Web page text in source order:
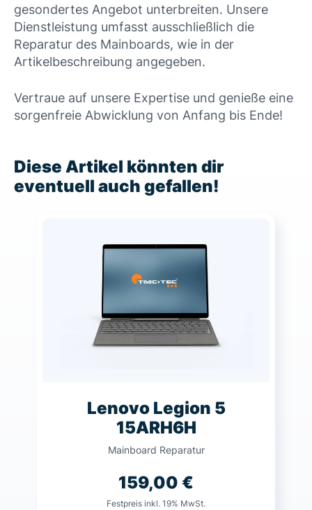
gesondertes Angebot unterbreiten. Unsere
Dienstleistung umfasst ausschließlich die
Reparatur des Mainboards, wie in der
Artikelbeschreibung angegeben.
Vertraue auf unsere Expertise und genieße eine
sorgenfreie Abwicklung von Anfang bis Ende!
Diese Artikel könnten dir
eventuell auch gefallen!
Lenovo Legion 5
15ARH6H
Mainboard Reparatur
159,00 €
Festpreis inkl. 19% MwSt.